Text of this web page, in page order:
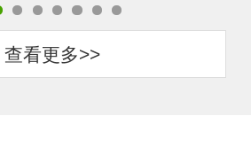
查看更多>>